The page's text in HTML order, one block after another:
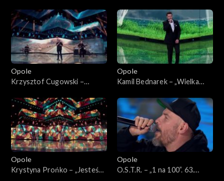
„Autobiografia. Jubileusz
Bogdana Olewicza”
marzenie”. 63. KFPP:
Koncert „Autobiografia.
Jubileusz Bogdana Olewicza”
Opole
Krzysztof Cugowski –
Koncert „Autobiografia.
Jubileusz Bogdana Olewicza”
Opole
Kamil Bednarek – „Wielka
„Autobiografia. Jubileusz
Bogdana Olewicza”
Opole
Krystyna Prońko – „Jesteś
Opole
O.S.T.R. – „1 na 100”. 63.